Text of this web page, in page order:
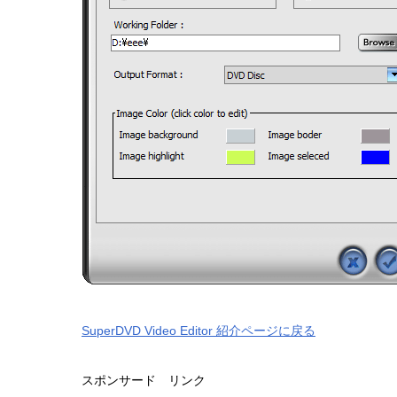
SuperDVD Video Editor 紹介ページに戻る
スポンサード リンク